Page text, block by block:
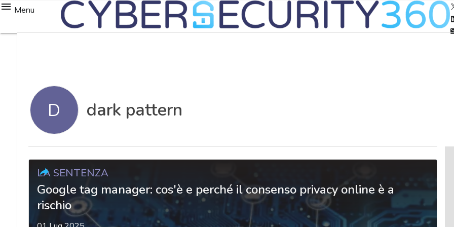
Menu
D dark pattern
LA SENTENZA
Google tag manager: cos'è e perché il consenso privacy online è a
rischio